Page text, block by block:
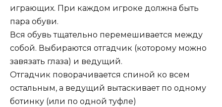
играющих. При каждом игроке должна быть
пара обуви.
Вся обувь тщательно перемешивается между
собой. Выбираются отгадчик (которому можно
завязать глаза) и ведущий.
Отгадчик поворачивается спиной ко всем
остальным, а ведущий вытаскивает по одному
ботинку (или по одной туфле)